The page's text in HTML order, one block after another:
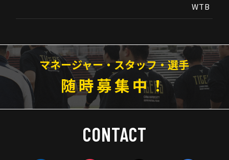
WTB
マネージャー・スタッフ・選手
随時募集中！
CONTACT